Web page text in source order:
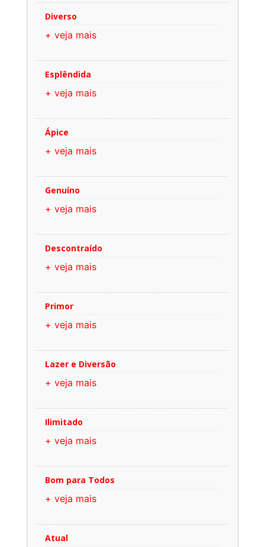
Diverso
+ veja mais
Esplêndida
+ veja mais
Ápice
+ veja mais
Genuíno
+ veja mais
Descontraído
+ veja mais
Primor
+ veja mais
Lazer e Diversão
+ veja mais
Ilimitado
+ veja mais
Bom para Todos
+ veja mais
Atual